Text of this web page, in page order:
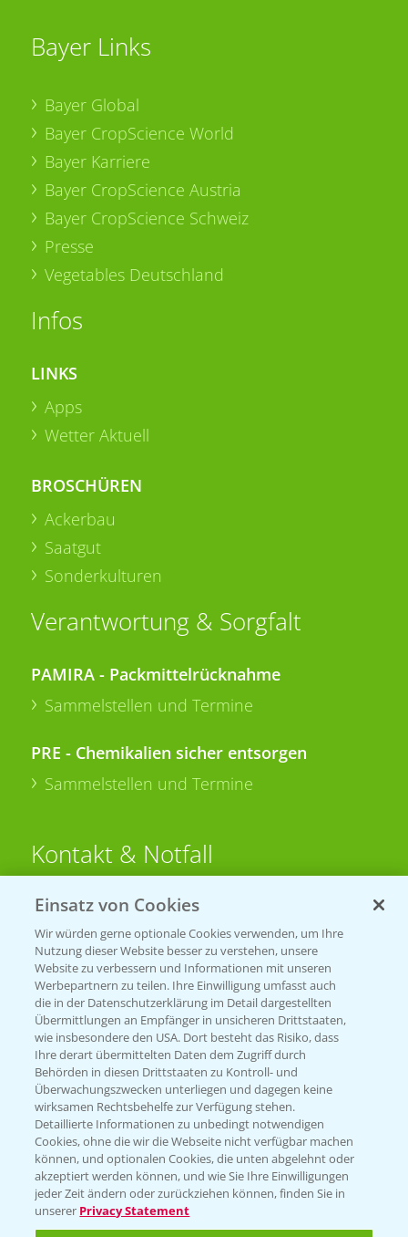
Bayer Links
Bayer Global
Bayer CropScience World
Bayer Karriere
Bayer CropScience Austria
Bayer CropScience Schweiz
Presse
Vegetables Deutschland
Infos
LINKS
Apps
Wetter Aktuell
BROSCHÜREN
Ackerbau
Saatgut
Sonderkulturen
Verantwortung & Sorgfalt
PAMIRA - Packmittelrücknahme
Sammelstellen und Termine
PRE - Chemikalien sicher entsorgen
Sammelstellen und Termine
Kontakt & Notfall
Beratung auf WhatsApp
T.+49 (0)174 346 564 1
KONTAKT
Hilfe in Notfällen
T.+49 (0)214/30-20220
Folgen Sie uns
Einsatz von Cookies
Wir würden gerne optionale Cookies verwenden, um Ihre
Nutzung dieser Website besser zu verstehen, unsere
Website zu verbessern und Informationen mit unseren
Werbepartnern zu teilen. Ihre Einwilligung umfasst auch
die in der Datenschutzerklärung im Detail dargestellten
Übermittlungen an Empfänger in unsicheren Drittstaaten,
wie insbesondere den USA. Dort besteht das Risiko, dass
Ihre derart übermittelten Daten dem Zugriff durch
Behörden in diesen Drittstaaten zu Kontroll- und
Überwachungszwecken unterliegen und dagegen keine
wirksamen Rechtsbehelfe zur Verfügung stehen.
Detaillierte Informationen zu unbedingt notwendigen
Cookies, ohne die wir die Webseite nicht verfügbar machen
können, und optionalen Cookies, die unten abgelehnt oder
akzeptiert werden können, und wie Sie Ihre Einwilligungen
jeder Zeit ändern oder zurückziehen können, finden Sie in
unserer Privacy Statement